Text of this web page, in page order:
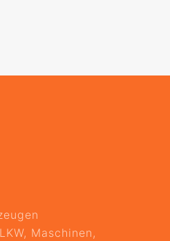
Maschinen,